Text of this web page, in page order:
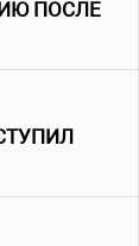
ПОСЛЕ